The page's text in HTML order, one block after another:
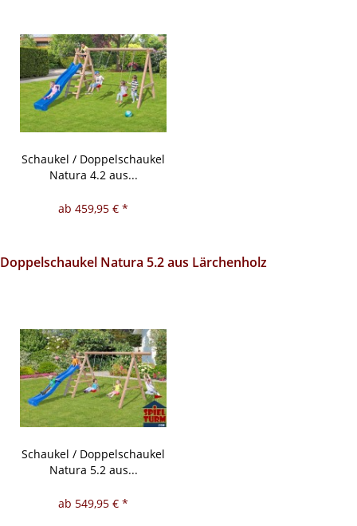
Schaukel / Doppelschaukel
Natura 4.2 aus...
ab 459,95 € *
Doppelschaukel Natura 5.2 aus Lärchenholz
Schaukel / Doppelschaukel
Natura 5.2 aus...
ab 549,95 € *